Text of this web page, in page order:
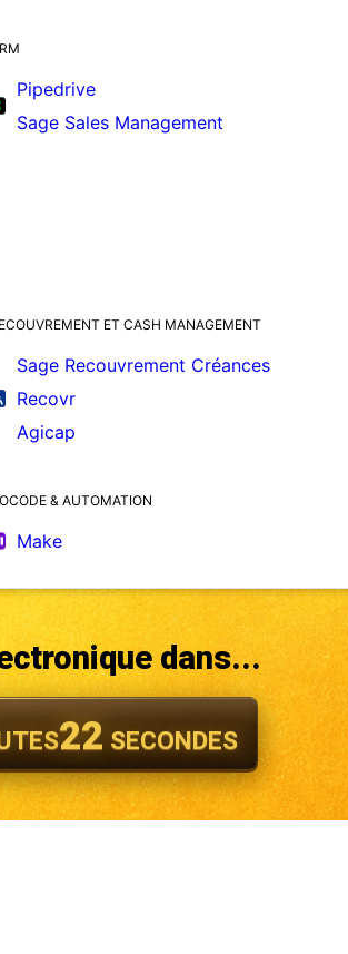
Pipedrive
Sage Sales Management
ET CASH MANAGEMENT
Sage Recouvrement Créances
Recovr
Agicap
& AUTOMATION
Make
dans...
21 SECONDES